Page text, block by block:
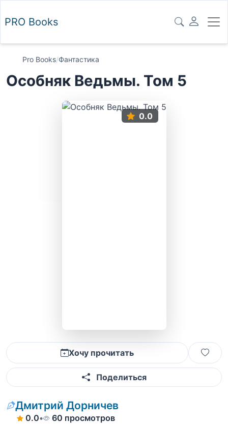
PRO Books
Pro Books/Фантастика
Особняк Ведьмы. Том 5
0.0
Хочу прочитать
Поделиться
Дмитрий Дорничев
0.0• 60 просмотров